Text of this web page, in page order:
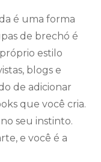
é uma forma
de brechó é
estilo
blogs e
de adicionar
que você cria.
seu instinto.
e você é a